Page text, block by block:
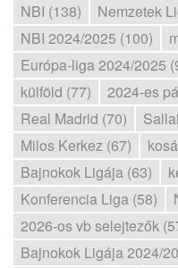
NBI (138)
Nemzetek
NBI 2024/2025 (100)
Európa-liga 2024/2025
külföld (77)
2024-es
Real Madrid (70)
Milos Kerkez (67)
Bajnokok Ligája (63)
Konferencia Liga (58)
2026-os vb selejtezők
Bajnokok Ligája 2024/